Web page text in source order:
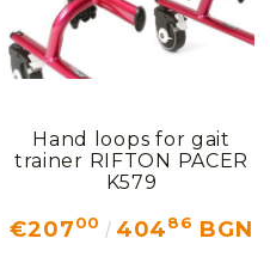
Hand loops for gait
trainer RIFTON PACER
K579
€20700 40486 BGN